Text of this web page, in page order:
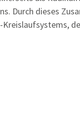
Durch dieses
Kreislaufsystems,